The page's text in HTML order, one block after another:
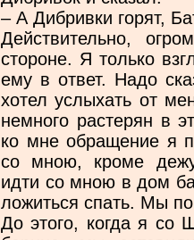
– А Дибривки горят,
Действительно,
стороне. Я только
ему в ответ. Надо
хотел услыхать от
немного растерян в
ко мне обращение я
со мною, кроме
идти со мною в дом
ложиться спать. Мы
До этого, когда я